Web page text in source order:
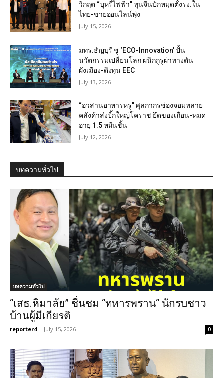
วิกฤต “บุหรี่ไฟฟ้า” ทุนจีนปักหมุดตั้งรง.ใน
ไทย-ขายออนไลน์พุ่ง
July 15, 2026
มทร.ธัญบุรี ชู ‘ECO-Innovation’ ปั้น
นวัตกรรมเปลี่ยนโลก ผนึกกูรูผ่าทางตัน
ผังเมือง-ดึงทุน EEC
July 13, 2026
“อวสานอาหารหรู” ศุลกากรช่องจอมทลาย
คลังค้าส่งบิ๊กใหญ่โคราช ยึดของเถื่อน-หมด
อายุ 1.5 หมื่นชิ้น
July 12, 2026
บทความทั่วไป
บทความทั่วไป
“เสธ.หิมาลัย” ชื่นชม “ทหารพราน“ นักรบชาว
บ้านผู้มีเกียรติ
reporter4 - July 15, 2026 0